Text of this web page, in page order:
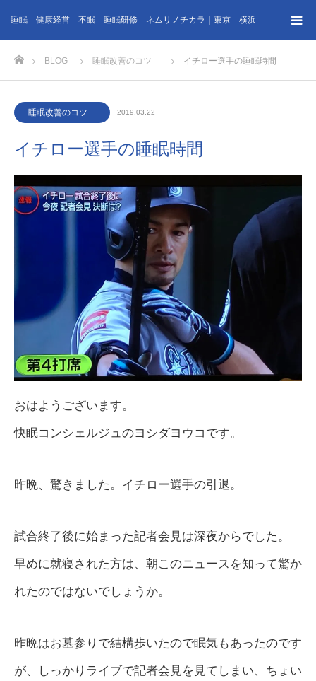
睡眠 健康経営 不眠 睡眠研修 ネムリノチカラ｜東京 横浜
ホーム
BLOG 睡眠改善のコツ イチロー選手の睡眠時間
睡眠改善のコツ 2019.03.22
イチロー選手の睡眠時間
おはようございます。
快眠コンシェルジュのヨシダヨウコです。
昨晩、驚きました。イチロー選手の引退。
試合終了後に始まった記者会見は深夜からでした。
早めに就寝された方は、朝このニュースを知って驚か
れたのではないでしょうか。
昨晩はお墓参りで結構歩いたので眠気もあったのです
が、しっかりライブで記者会見を見てしまい、ちょい